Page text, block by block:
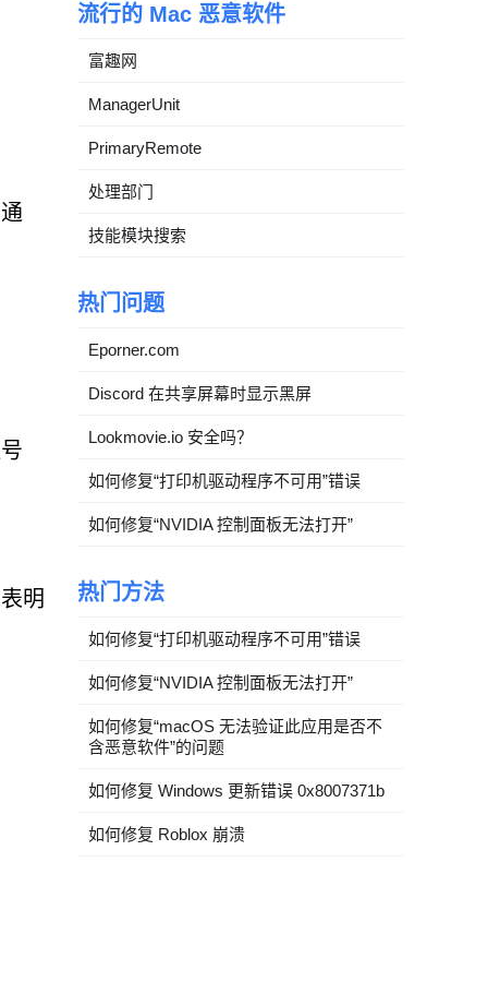
明
流行的 Mac 恶意软件
富趣网
ManagerUnit
PrimaryRemote
处理部门
技能模块搜索
热门问题
Eporner.com
Discord 在共享屏幕时显示黑屏
Lookmovie.io 安全吗？
如何修复“打印机驱动程序不可用”错误
如何修复“NVIDIA 控制面板无法打开”
热门方法
如何修复“打印机驱动程序不可用”错误
如何修复“NVIDIA 控制面板无法打开”
如何修复“macOS 无法验证此应用是否不
含恶意软件”的问题
如何修复 Windows 更新错误 0x8007371b
如何修复 Roblox 崩溃